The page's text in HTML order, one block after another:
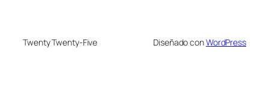
Twenty Twenty-Five Diseñado conWordPress